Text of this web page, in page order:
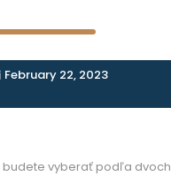
February 22, 2023
budete vyberať podľa dvoch